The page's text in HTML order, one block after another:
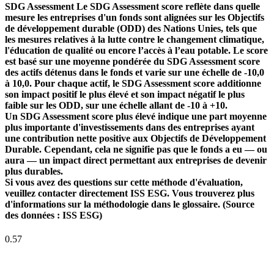
SDG Assessment Le SDG Assessment score reflète dans quelle
mesure les entreprises d'un fonds sont alignées sur les Objectifs
de développement durable (ODD) des Nations Unies, tels que
les mesures relatives à la lutte contre le changement climatique,
l'éducation de qualité ou encore l’accès à l’eau potable. Le score
est basé sur une moyenne pondérée du SDG Assessment score
des actifs détenus dans le fonds et varie sur une échelle de -10,0
à 10,0. Pour chaque actif, le SDG Assessment score additionne
son impact positif le plus élevé et son impact négatif le plus
faible sur les ODD, sur une échelle allant de -10 à +10.
Un SDG Assessment score plus élevé indique une part moyenne
plus importante d'investissements dans des entreprises ayant
une contribution nette positive aux Objectifs de Développement
Durable. Cependant, cela ne signifie pas que le fonds a eu — ou
aura — un impact direct permettant aux entreprises de devenir
plus durables.
Si vous avez des questions sur cette méthode d'évaluation,
veuillez contacter directement ISS ESG. Vous trouverez plus
d'informations sur la méthodologie dans le glossaire. (Source
des données : ISS ESG)
0.57